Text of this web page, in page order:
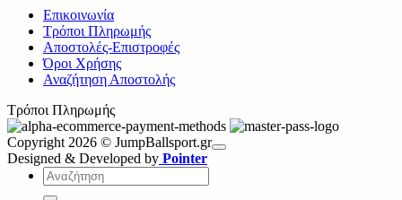
Επικοινωνία
Τρόποι Πληρωμής
Αποστολές-Επιστροφές
Όροι Χρήσης
Αναζήτηση Αποστολής
Τρόποι Πληρωμής
Copyright 2026 © JumpBallsport.gr
Designed & Developed by Pointer
Αναζήτηση
για: